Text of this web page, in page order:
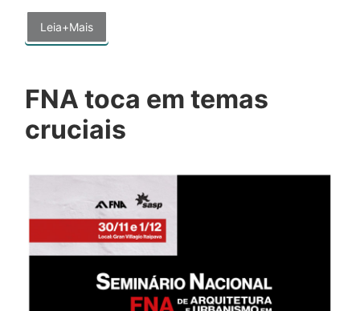
Leia+Mais
FNA toca em temas
cruciais